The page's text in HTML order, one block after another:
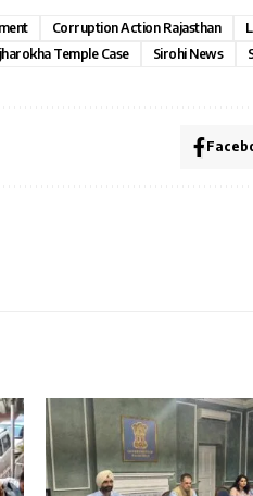
Corruption Action Rajasthan
Temple Case Sirohi News